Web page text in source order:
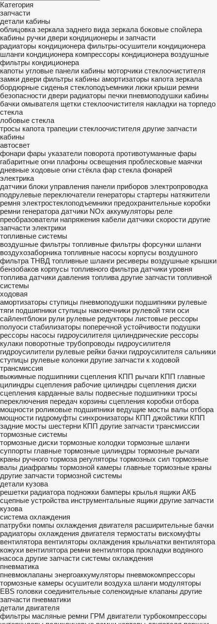
Категория
запчасти
детали кабины
облицовка зеркала заднего вида зеркала боковые спойлера
кабины ручки двери кондиционеры и запчасти
радиаторы кондиционера фильтры-осушители кондиционера
шланги кондиционера компрессоры кондиционера воздушные
фильтры кондиционера
капоты угловые панели кабины моторчики стеклоочистителя
замки двери фильтры кабины амортизаторы капота зеркала
бордюрные сиденья стеклоподъемники люки крыши ремни
безопасности двери радиаторы печки пневмоподушки кабины
бачки омывателя щетки стеклоочистителя накладки на торпедо
стекла
лобовые стекла
тросы капота трапеции стеклоочистителя другие запчасти
кабины
автосвет
фонари фары указатели поворота противотуманные фары
габаритные огни плафоны освещения проблесковые маячки
дневные ходовые огни стёкла фар стекла фонарей
электрика
датчики блоки управления панели приборов электропроводка
подрулевые переключатели генераторы стартеры натяжители
ремня электростеклоподъемники предохранительные коробки
ремни генератора датчики NOx аккумуляторы реле
преобразователи напряжения кабели датчики скорости другие
запчасти электрики
топливные системы
воздушные фильтры топливные фильтры форсунки шланги
воздухозаборника топливные насосы корпусы воздушного
фильтра ТНВД топливные шланги ресиверы воздушные крышки
бензобаков корпусы топливного фильтра датчики уровня
топлива датчики давления топлива другие запчасти топливной
системы
ходовая
амортизаторы ступицы пневмоподушки подшипники рулевые
тяги подшипники ступицы наконечники рулевой тяги оси
сайлентблоки рули рулевые редукторы листовые рессоры
полуоси стабилизаторы поперечной устойчивости подушки
рессоры насосы гидроусилителя цилиндрические рессоры
кулаки поворотные трубопроводы гидроусилителя
гидроусилители рулевые рейки бачки гидроусилителя сальники
ступицы рулевые колонки другие запчасти к ходовой
трансмиссия
выжимные подшипники сцепления КПП рычаги КПП главные
цилиндры сцепления рабочие цилиндры сцепления диски
сцепления карданные валы подвесные подшипники тросы
переключения передач корзины сцепления коробки отбора
мощности роликовые подшипники ведущие мосты валы отбора
мощности гидромуфты синхронизаторы КПП джойстики КПП
задние мосты шестерни КПП другие запчасти трансмиссии
тормозные системы
тормозные диски тормозные колодки тормозные шланги
суппорты главные тормозные цилиндры тормозные рычаги
краны ручного тормоза регуляторы тормозных сил тормозные
валы диафрагмы тормозной камеры главные тормозные краны
другие запчасти тормозной системы
детали кузова
решетки радиатора подножки бамперы крылья ящики АКБ
сцепные устройства инструментальные ящики другие запчасти
кузова
система охлаждения
патрубки помпы охлаждения двигателя расширительные бачки
радиаторы охлаждения двигателя термостаты вискомуфты
вентилятора вентиляторы охлаждения крыльчатки вентилятора
кожухи вентилятора ремни вентилятора прокладки водяного
насоса другие запчасти системы охлаждения
пневматика
пневмоклапаны энергоаккумуляторы пневмокомпрессоры
тормозные камеры осушители воздуха шланги модуляторы
EBS головки соединительные соленоидные клапаны другие
запчасти пневматики
детали двигателя
фильтры масляные ремни ГРМ двигатели турбокомпрессоры